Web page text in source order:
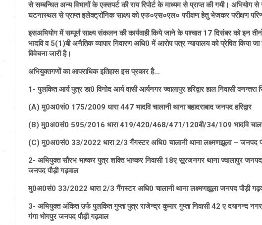
से सम्बन्धित अन्य विभागों के एक्सपर्ट की राय रिपोर्ट के माध्यम से प्राप्त की गयी। अभियोग से
घटनास्थल से प्राप्त इलेक्ट्रॉनिक साक्ष्य को एफ०एस०एल० परीक्षण हेतु भेजकर परीक्षण
इसअभियोग में सम्पूर्ण साक्ष्य संकलन की कार्यवाही किये जाने के पश्चात 17 दिसंबर को इन
भादवि व 5(1)बी अनैतिक व्यापार निवारण अधि0 में आरोप पत्र न्यायालय को प्रेषित किया
विवेचना जारी है।
अभियुक्तगणों का आपराधिक इतिहास इस प्रकार है…
1- पुलकित आर्य पुत्र डा0 विनोद आर्य वासी आर्यनगर ज्वालापुर हरिद्वार हाल निवासी वनन्तरा
(A) मु0अ0सं0 175/2009 धारा 447 भादवि चालानी थाना बहादराबाद जनपद हरिद्वार
(B) मु0अ0सं0 595/2016 धारा 419/420/468/471/120बी/34/109 भादवि चालानी
(C) मु0अ0सं0 33/2022 धारा 2/3 गैंगस्टर अधि0 चालानी थाना लक्ष्मणझूला – जनपद
2- अभियुक्त सौरभ भाष्कर पुत्र शक्ति भाष्कर निवासी 18ए सूरजनगर थाना ज्वालापुर जनपद
जनपद पौड़ी गढ़वाल
मु0अ0सं0 33/2022 धारा 2/3 गैंगस्टर अधि0 चालानी थाना लक्ष्मणझूला जनपद पौड़ी
3- अभियुक्त अंकित उर्फ पुलकित गुप्ता पुत्र राजेन्द्र कुमार गुप्ता निवासी 42 ए दयानन्द नगर
गंगा भोगपुर जनपद पौड़ी गढ़वाल